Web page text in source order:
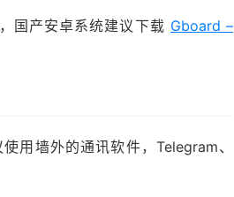
国产安卓系统建议下载 Gboard –
用墙外的通讯软件，Telegram、